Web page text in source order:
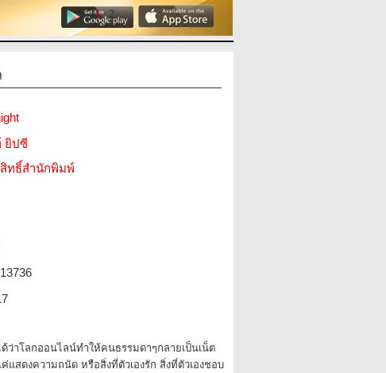
1 2
ยิปซี
ทธิ์สำนักพิมพ์
ว่าโลกออนไลน์ทำให้คนธรรมดาๆกลายเป็นเน็ต
แสดงความถนัด หรือสิ่งที่ตัวเองรัก สิ่งที่ตัวเองชอบ